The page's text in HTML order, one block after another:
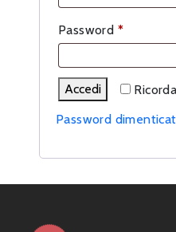
Password *Richiesto
Accedi
Password